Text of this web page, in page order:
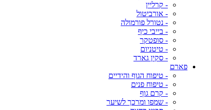
- קרליין
- אורביטול
- נטורל פורמולה
- בייבי כיף
- סופטקר
- טיטניום
- סקין גארד
פארם
- טיפוח הגוף והידיים
- טיפוח פנים
- קרם גוף
- שמפו ומרכך לשיער